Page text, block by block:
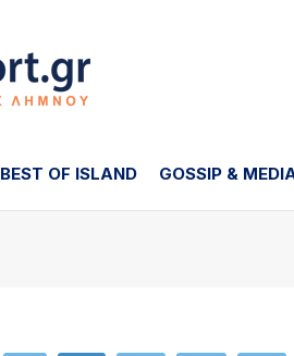
BEST OF ISLAND GOSSIP &